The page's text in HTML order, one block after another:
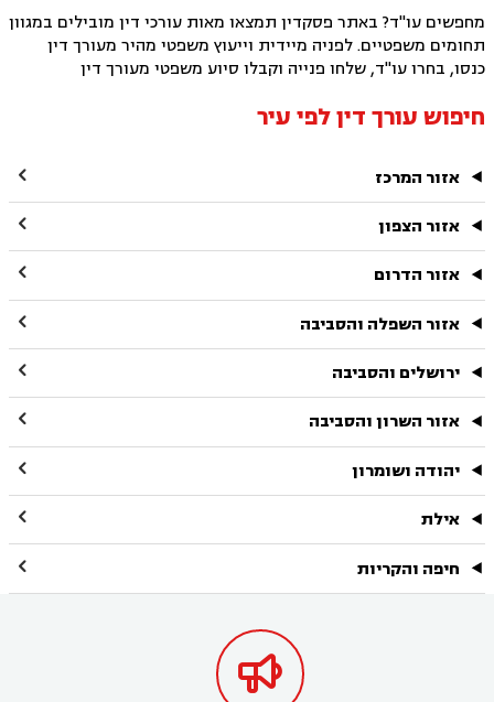
מחפשים עו"ד? באתר פסקדין תמצאו מאות עורכי דין מובילים במגוון
תחומים משפטיים. לפניה מיידית וייעוץ משפטי מהיר מעורך דין
כנסו, בחרו עו"ד, שלחו פנייה וקבלו סיוע משפטי מעורך דין
חיפוש עורך דין לפי עיר
אזור המרכז 
אזור הצפון 
אזור הדרום 
אזור השפלה והסביבה 
ירושלים והסביבה 
אזור השרון והסביבה 
יהודה ושומרון 
אילת 
חיפה והקריות 
